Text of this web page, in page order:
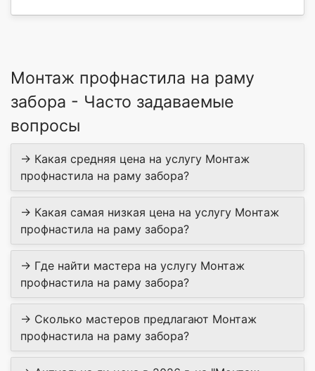
Монтаж профнастила на раму
забора - Часто задаваемые
вопросы
→ Какая средняя цена на услугу Монтаж
профнастила на раму забора?
→ Какая самая низкая цена на услугу Монтаж
профнастила на раму забора?
→ Где найти мастера на услугу Монтаж
профнастила на раму забора?
→ Сколько мастеров предлагают Монтаж
профнастила на раму забора?